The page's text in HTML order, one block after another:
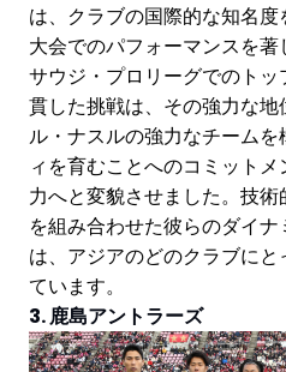
は、クラブの国際的な知名
大会でのパフォーマンスを著
サウジ・プロリーグでのト
貫した挑戦は、その強力な
ル・ナスルの強力なチーム
ィを育むことへのコミット
力へと変貌させました。技
を組み合わせた彼らのダイ
は、アジアのどのクラブに
ています。
3. 鹿島アントラーズ